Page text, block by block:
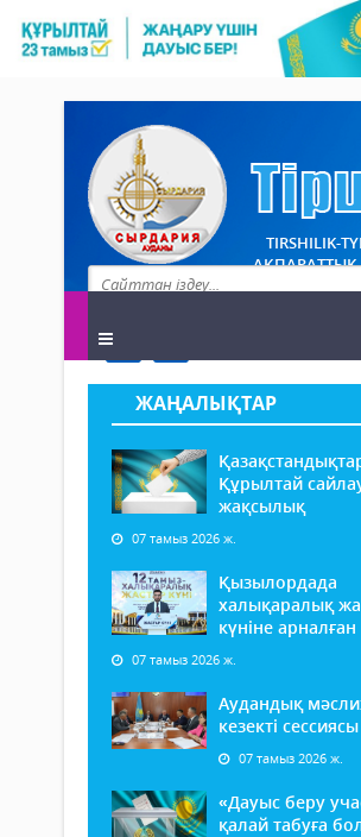
TIRSHILIK-
АҚПАРАТТЫҚ
ЖАҢАЛЫҚТАР
Құрылтай
жақсылық
07 тамыз 2026 ж.
Қызылордада
халықаралық
күніне арналған
07 тамыз 2026 ж.
Аудандық
кезекті сессиясы
07 тамыз 2026 ж.
«Дауыс беру
қалай табуға